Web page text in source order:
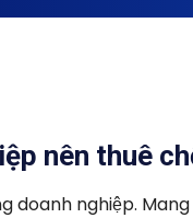
nên thuê
nghiệp. Mang